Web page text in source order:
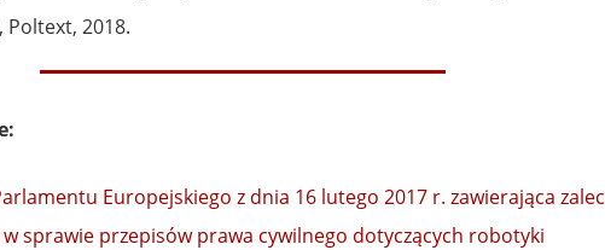
Poltext, 2018.
Europejskiego z dnia 16 lutego 2017 r. zawierająca
sprawie przepisów prawa cywilnego dotyczących robotyki